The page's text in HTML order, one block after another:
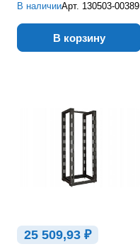
В наличииАрт. 130503-00389
В корзину
25 509,93 ₽